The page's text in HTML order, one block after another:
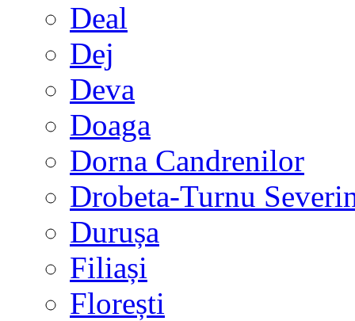
Deal
Dej
Deva
Doaga
Dorna Candrenilor
Drobeta-Turnu
Durușa
Filiași
Florești